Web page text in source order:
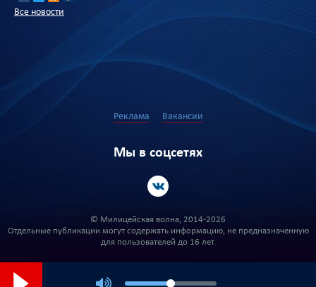
Все новости
Реклама Вакансии
Мы в соцсетях
© Милицейская волна, 2014-2026
Отдельные публикации могут содержать информацию, не предназначенную
для пользователей до 16 лет.